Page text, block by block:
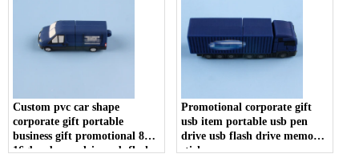
Custom pvc car shape
corporate gift portable
business gift promotional 8gb
16gb usb pen drive usb flash
Promotional corporate gift
usb item portable usb pen
drive usb flash drive memory
stick